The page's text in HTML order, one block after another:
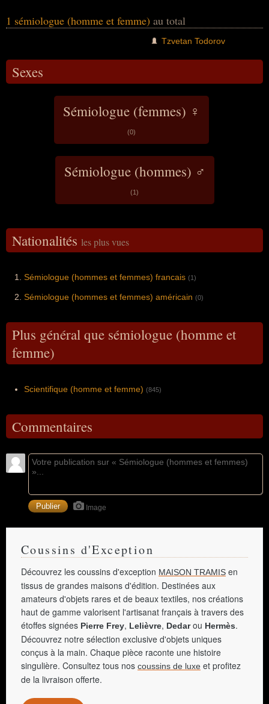
1 sémiologue (homme et femme) au total
Tzvetan Todorov
Sexes
Sémiologue (femmes) ♀
(0)
Sémiologue (hommes) ♂
(1)
Nationalités les plus vues
Sémiologue (hommes et femmes) francais (1)
Sémiologue (hommes et femmes) américain (0)
Plus général que sémiologue (homme et
femme)
Scientifique (homme et femme) (845)
Commentaires
Image
Coussins d'Exception
Découvrez les coussins d'exception MAISON TRAMIS en
tissus de grandes maisons d'édition. Destinées aux
amateurs d'objets rares et de beaux textiles, nos créations
haut de gamme valorisent l'artisanat français à travers des
étoffes signées Pierre Frey, Lelièvre, Dedarou Hermès.
Découvrez notre sélection exclusive d'objets uniques
conçus à la main. Chaque pièce raconte une histoire
singulière. Consultez tous nos coussins de luxe et profitez
de la livraison offerte.